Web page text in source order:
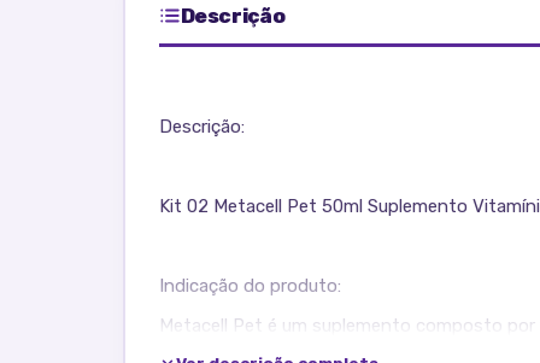
Descrição
Descrição:
Kit 02 Metacell Pet 50ml Suplemento
Indicação do produto:
Metacell Pet é um suplemento composto
roedores. Metacell Pet contém ferro em sua